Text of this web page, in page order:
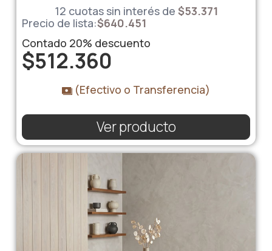
12 cuotas sin interés de $53.371
Precio de lista:$640.451
Contado 20% descuento
$512.360
(Efectivo o Transferencia)
Ver producto